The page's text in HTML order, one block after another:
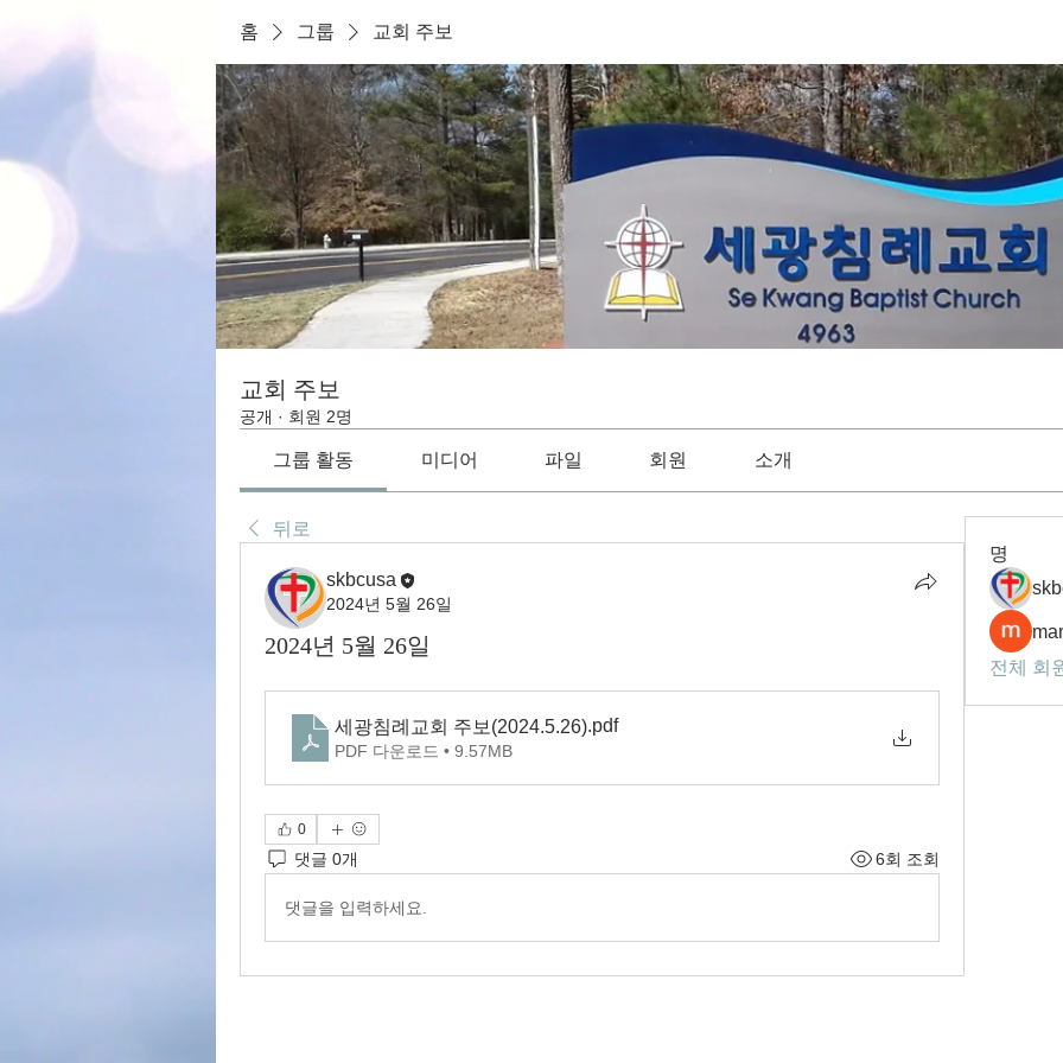
홈 그룹 교회 주보
교회 주보
공개 · 회원 2명
그룹 활동 미디어 파일 회원 소개
뒤로
skbcusa
2024년 5월 26일
2024년 5월 26일
세광침례교회 주보(2024.5.26).pdf
PDF 다운로드 • 9.57MB
0
댓글 0개 6회 조회
댓글을 입력하세요.
명
전체 회